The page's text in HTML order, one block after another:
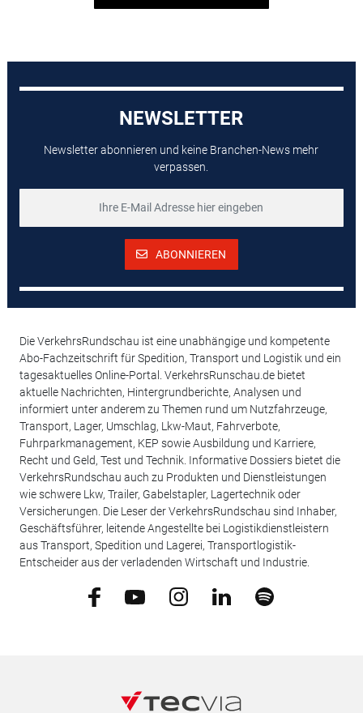
NEWSLETTER
Newsletter abonnieren und keine Branchen-News mehr
verpassen.
ABONNIEREN
Die VerkehrsRundschau ist eine unabhängige und kompetente
Abo-Fachzeitschrift für Spedition, Transport und Logistik und ein
tagesaktuelles Online-Portal. VerkehrsRunschau.de bietet
aktuelle Nachrichten, Hintergrundberichte, Analysen und
informiert unter anderem zu Themen rund um Nutzfahrzeuge,
Transport, Lager, Umschlag, Lkw-Maut, Fahrverbote,
Fuhrparkmanagement, KEP sowie Ausbildung und Karriere,
Recht und Geld, Test und Technik. Informative Dossiers bietet die
VerkehrsRundschau auch zu Produkten und Dienstleistungen
wie schwere Lkw, Trailer, Gabelstapler, Lagertechnik oder
Versicherungen. Die Leser der VerkehrsRundschau sind Inhaber,
Geschäftsführer, leitende Angestellte bei Logistikdienstleistern
aus Transport, Spedition und Lagerei, Transportlogistik-
Entscheider aus der verladenden Wirtschaft und Industrie.